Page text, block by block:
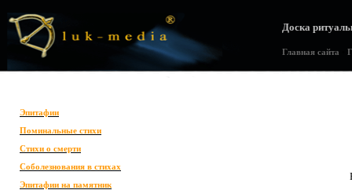
Доска
Главная сайта
Эпитафии
Поминальные стихи
Стихи о смерти
Соболезнования в стихах
Эпитафии на памятник